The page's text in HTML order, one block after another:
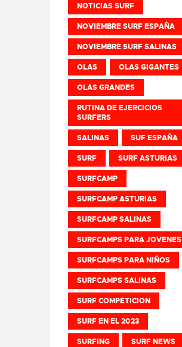
NOTICIAS SURF
NOVIEMBRE SURF ESPAÑA
NOVIEMBRE SURF SALINAS
OLAS OLAS GIGANTES
OLAS GRANDES
RUTINA DE EJERCICIOS
SURFERS
SALINAS SUF ESPAÑA
SURF SURF ASTURIAS
SURFCAMP
SURFCAMP ASTURIAS
SURFCAMP SALINAS
SURFCAMPS PARA JOVENES
SURFCAMPS PARA NIÑOS
SURFCAMPS SALINAS
SURF COMPETICION
SURF EN EL 2023
SURFING SURF NEWS